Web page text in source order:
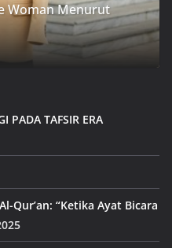
Woman Menurut
PADA TAFSIR ERA
Qur’an: “Ketika Ayat Bicara